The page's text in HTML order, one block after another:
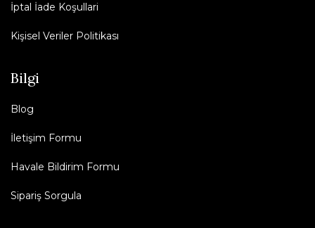
İptal İade Koşullari
Kişisel Veriler Politikası
Bilgi
Blog
İletişim Formu
Havale Bildirim Formu
Sipariş Sorgula